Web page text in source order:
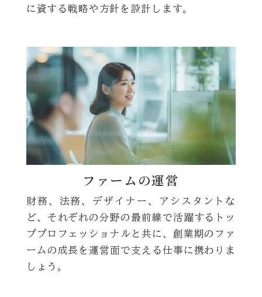
に資する戦略や方針を設計します。
ファームの運営
財務、法務、デザイナー、アシスタントな
ど、それぞれの分野の最前線で活躍するトッ
ププロフェッショナルと共に、創業期のファ
ームの成長を運営面で支える仕事に携わりま
しょう。